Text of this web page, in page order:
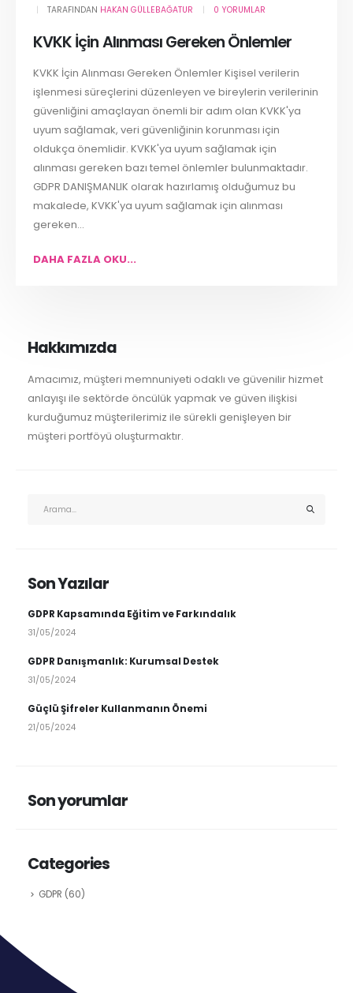
TARAFINDAN HAKAN GÜLLEBAĞATUR 0 YORUMLAR
KVKK İçin Alınması Gereken Önlemler
KVKK İçin Alınması Gereken Önlemler Kişisel verilerin
işlenmesi süreçlerini düzenleyen ve bireylerin verilerinin
güvenliğini amaçlayan önemli bir adım olan KVKK'ya
uyum sağlamak, veri güvenliğinin korunması için
oldukça önemlidir. KVKK'ya uyum sağlamak için
alınması gereken bazı temel önlemler bulunmaktadır.
GDPR DANIŞMANLIK olarak hazırlamış olduğumuz bu
makalede, KVKK'ya uyum sağlamak için alınması
gereken...
DAHA FAZLA OKU...
Hakkımızda
Amacımız, müşteri memnuniyeti odaklı ve güvenilir hizmet
anlayışı ile sektörde öncülük yapmak ve güven ilişkisi
kurduğumuz müşterilerimiz ile sürekli genişleyen bir
müşteri portföyü oluşturmaktır.
Son Yazılar
GDPR Kapsamında Eğitim ve Farkındalık
31/05/2024
GDPR Danışmanlık: Kurumsal Destek
31/05/2024
Güçlü Şifreler Kullanmanın Önemi
21/05/2024
Son yorumlar
Categories
GDPR (60)